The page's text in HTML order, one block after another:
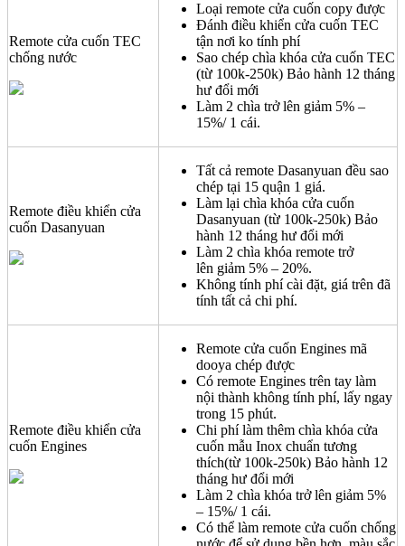
Remote cửa cuốn TEC
chống nước
Loại remote cửa cuốn copy được
Đánh điều khiển cửa cuốn TEC
tận nơi ko tính phí
Sao chép chìa khóa cửa cuốn TEC
(từ 100k-250k) Bảo hành 12 tháng
hư đổi mới
Làm 2 chìa trở lên giảm 5% –
15%/ 1 cái.
Remote điều khiển cửa
cuốn Dasanyuan
Tất cả remote Dasanyuan đều sao
chép tại 15 quận 1 giá.
Làm lại chìa khóa cửa cuốn
Dasanyuan (từ 100k-250k) Bảo
hành 12 tháng hư đổi mới
Làm 2 chìa khóa remote trở
lên giảm 5% – 20%.
Không tính phí cài đặt, giá trên đã
tính tất cả chi phí.
Remote điều khiển cửa
cuốn Engines
Remote cửa cuốn Engines mã
dooya chép được
Có remote Engines trên tay làm
nội thành không tính phí, lấy ngay
trong 15 phút.
Chi phí làm thêm chìa khóa cửa
cuốn mẫu Inox chuẩn tương
thích(từ 100k-250k) Bảo hành 12
tháng hư đổi mới
Làm 2 chìa khóa trở lên giảm 5%
– 15%/ 1 cái.
Có thể làm remote cửa cuốn chống